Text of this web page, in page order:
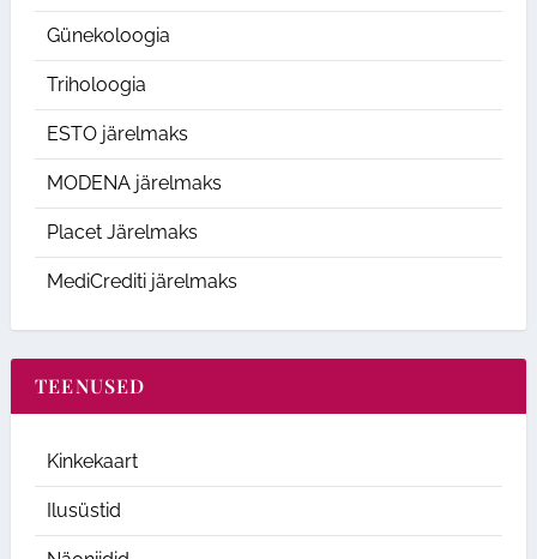
Günekoloogia
Triholoogia
ESTO järelmaks
MODENA järelmaks
Placet Järelmaks
MediCrediti järelmaks
TEENUSED
Kinkekaart
Ilusüstid